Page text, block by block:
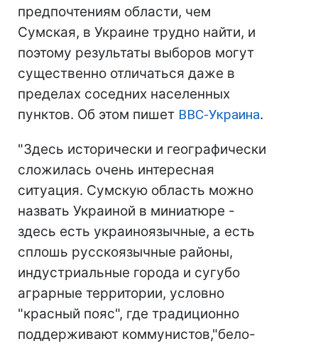
предпочтениям области, чем
Сумская, в Украине трудно найти, и
поэтому результаты выборов могут
существенно отличаться даже в
пределах соседних населенных
пунктов. Об этом пишет ВВС-Украина.
"Здесь исторически и географически
сложилась очень интересная
ситуация. Сумскую область можно
назвать Украиной в миниатюре -
здесь есть украиноязычные, а есть
сплошь русскоязычные районы,
индустриальные города и сугубо
аграрные территории, условно
"красный пояс", где традиционно
поддерживают коммунистов,"бело-